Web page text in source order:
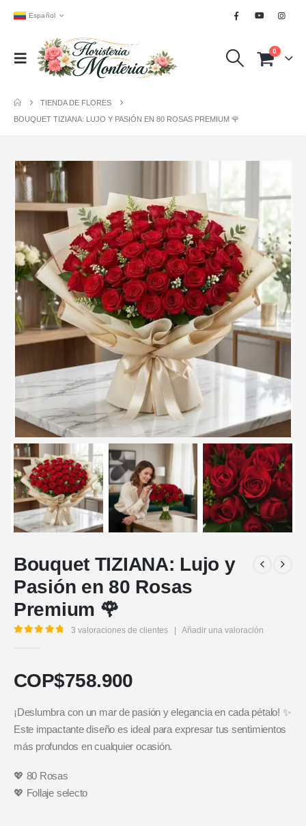
Español
0
TIENDA DE FLORES
BOUQUET TIZIANA: LUJO Y PASIÓN EN 80 ROSAS PREMIUM 🌹
Bouquet TIZIANA: Lujo y
Pasión en 80 Rosas
Premium 🌹
3 valoraciones de clientes Añadir una valoración
COP$758.900
¡Deslumbra con un mar de pasión y elegancia en cada pétalo! ✨
Este impactante diseño es ideal para expresar tus sentimientos
más profundos en cualquier ocasión.
💖 80 Rosas
💖 Follaje selecto